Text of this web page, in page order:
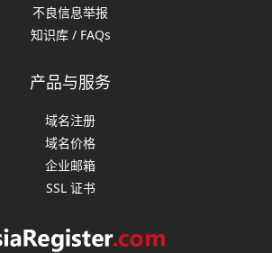
不良信息举报
知识库 / FAQs
产品与服务
域名注册
域名价格
企业邮箱
SSL 证书